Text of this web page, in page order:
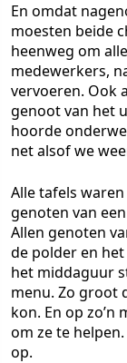
En omdat
moesten beide
heenweg om
medewerkers,
vervoeren. Ook
genoot van het
hoorde
net alsof we
Alle tafels
genoten van
Allen genoten
de polder en
het middaguur
menu. Zo groot
kon. En op
om ze te
op.